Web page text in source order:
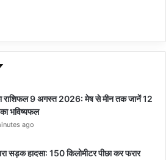
9 अगस्त 2026: मेष से मीन तक जानें 12
का भविष्यफल
ago
सड़क हादसा: 150 किलोमीटर पीछा कर फरार